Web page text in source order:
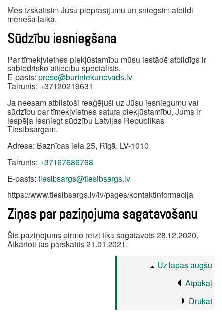
Mēs izskatīsim Jūsu pieprasījumu un sniegsim atbildi
mēneša laikā.
Sūdzību iesniegšana
Par tīmekļvietnes piekļūstamību mūsu iestādē atbildīgs ir
sabiedrisko attiecību speciālists.
E-pasts: prese@burtniekunovads.lv
Tālrunis: +37120219631
Ja neesam atbilstoši reaģējuši uz Jūsu iesniegumu vai
sūdzību par tīmekļvietnes satura piekļūstamību, Jums ir
iespēja iesniegt sūdzību Latvijas Republikas
Tiesībsargam.
Adrese: Baznīcas iela 25, Rīgā, LV-1010
Tālrunis: +37167686768
E-pasts: tiesibsargs@tiesibsargs.lv
https://www.tiesibsargs.lv/lv/pages/kontaktinformacija
Ziņas par paziņojuma sagatavošanu
Šis paziņojums pirmo reizi tika sagatavots 28.12.2020.
Atkārtoti tas pārskatīts 21.01.2021.
Uz lapas augšu
Atpakaļ
Drukāt